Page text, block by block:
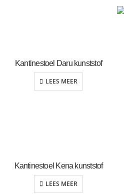
Kantinestoel Daru kunststof
LEES MEER
Kantinestoel Kena kunststof
LEES MEER